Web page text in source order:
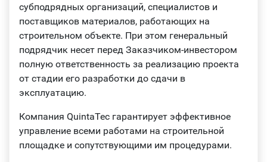
субподрядных организаций, специалистов и
поставщиков материалов, работающих на
строительном объекте. При этом генеральный
подрядчик несет перед Заказчиком-инвестором
полную ответственность за реализацию проекта
от стадии его разработки до сдачи в
эксплуатацию.
Компания QuintaTec гарантирует эффективное
управление всеми работами на строительной
площадке и сопутствующими им процедурами.